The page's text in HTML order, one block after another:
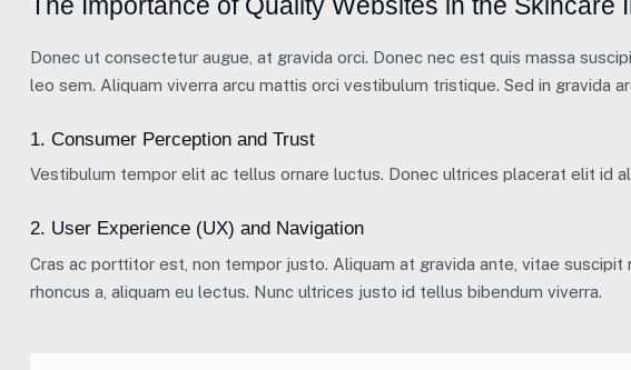
Donec ut consectetur augue, at gravida orci. Donec nec est quis massa
leo sem. Aliquam viverra arcu mattis orci vestibulum tristique. Sed in gravida
1. Consumer Perception and Trust
Vestibulum tempor elit ac tellus ornare luctus. Donec ultrices placerat elit id
2. User Experience (UX) and Navigation
Cras ac porttitor est, non tempor justo. Aliquam at gravida ante, vitae suscipit
rhoncus a, aliquam eu lectus. Nunc ultrices justo id tellus bibendum viverra.